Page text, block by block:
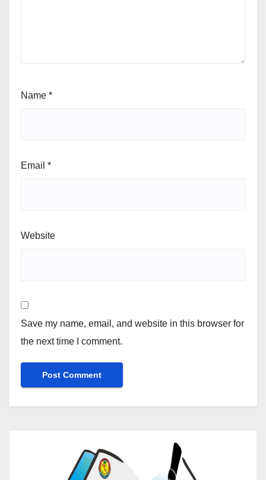
Name *
Email *
Website
Save my name, email, and website in this browser for
the next time I comment.